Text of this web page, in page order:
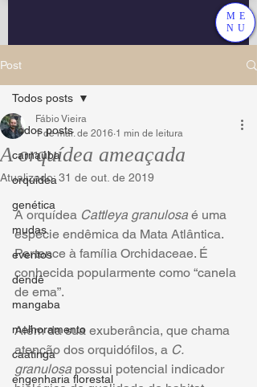
ME
NU
Post
Todos posts
carnaúba
orquídea
genética
mudas
eventos
dendê
mangaba
melhoramento
caatinga
engenharia florestal
Todos posts
A orquídea ameaçada
Fábio Vieira
1 de mar. de 2016 1 min de leitura
Atualizado:31 de out. de 2019
A orquídea Cattleya granulosa é uma
espécie endêmica da Mata Atlântica.
Pertence à família Orchidaceae. É
conhecida popularmente como “canela
de ema”.
Além da sua exuberância, que chama
atenção dos orquidófilos, a C.
granulosa possui potencial indicador